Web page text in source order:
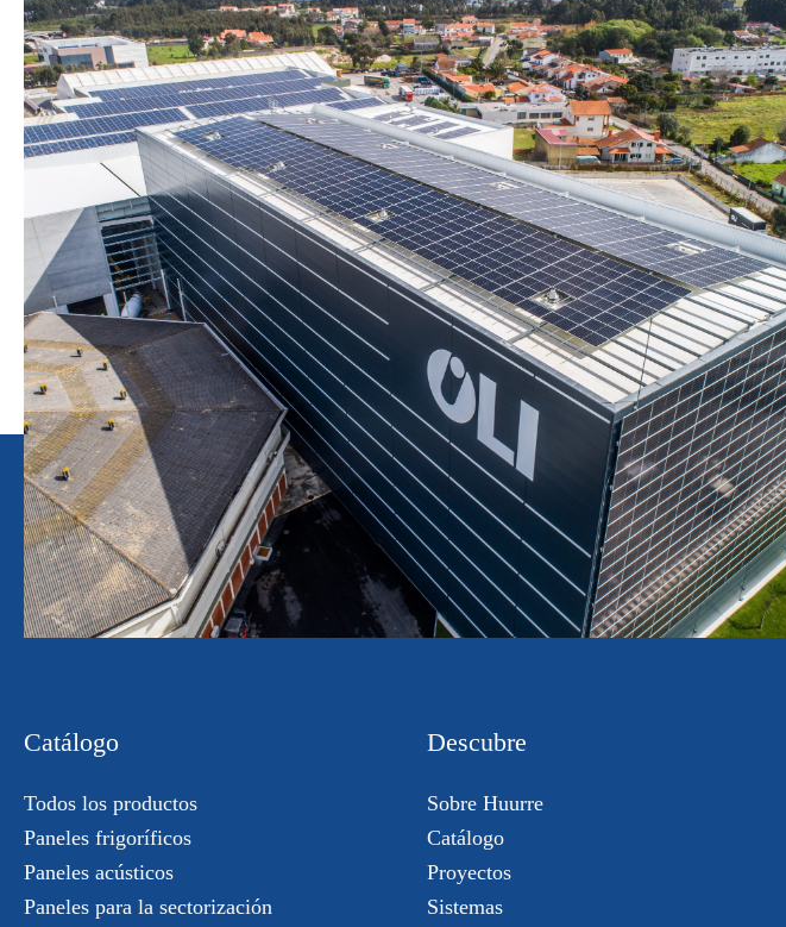
Catálogo
Todos los productos
Paneles frigoríficos
Paneles acústicos
Paneles para la sectorización
Descubre
Sobre Huurre
Catálogo
Proyectos
Sistemas